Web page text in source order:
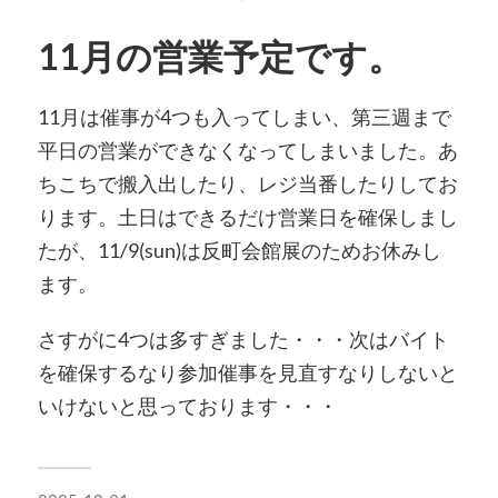
11月の営業予定です。
11月は催事が4つも入ってしまい、第三週まで
平日の営業ができなくなってしまいました。あ
ちこちで搬入出したり、レジ当番したりしてお
ります。土日はできるだけ営業日を確保しまし
たが、11/9(sun)は反町会館展のためお休みし
ます。
さすがに4つは多すぎました・・・次はバイト
を確保するなり参加催事を見直すなりしないと
いけないと思っております・・・